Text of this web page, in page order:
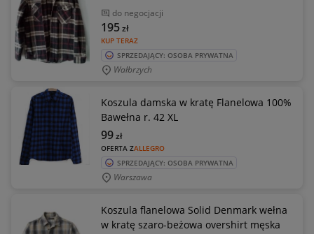
do negocjacji
KUP TERAZ
195zł
SPRZEDAJĄCY: OSOBA PRYWATNA
Wałbrzych
Koszula damska w kratę Flanelowa 100%
Bawełna r. 42 XL
OFERTA ZALLEGRO
99zł
SPRZEDAJĄCY: OSOBA PRYWATNA
Warszawa
Koszula flanelowa Solid Denmark wełna
w kratę szaro-beżowa overshirt męska